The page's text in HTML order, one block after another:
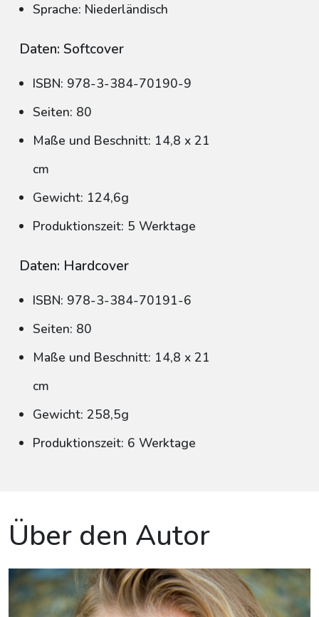
Sprache: Niederländisch
Daten: Softcover
ISBN: 978-3-384-70190-9
Seiten: 80
Maße und Beschnitt: 14,8 x 21
cm
Gewicht: 124,6g
Produktionszeit: 5 Werktage
Daten: Hardcover
ISBN: 978-3-384-70191-6
Seiten: 80
Maße und Beschnitt: 14,8 x 21
cm
Gewicht: 258,5g
Produktionszeit: 6 Werktage
Über den Autor